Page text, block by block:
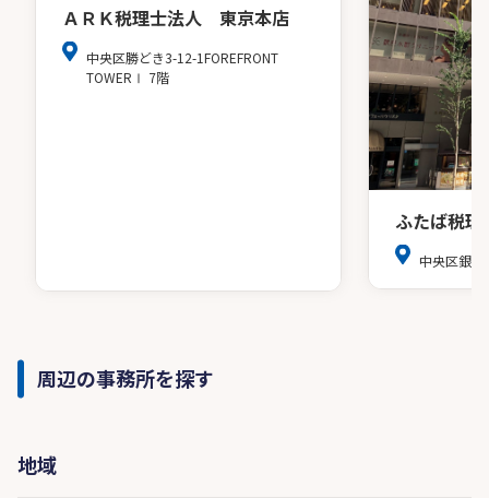
ＡＲＫ税理士法人 東京本店
中央区勝どき3-12-1FOREFRONT
TOWERⅠ 7階
ふたば税
中央区銀
周辺の事務所を探す
地域